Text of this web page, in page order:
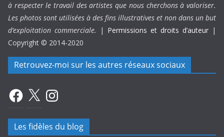
à respecter le travail des artistes que nous cherchons à valoriser.
Les photos sont utilisées à des fins illustratives et non dans un but
d’exploitation commerciale.
| Permissions et droits d’auteur |
Copyright © 2014-2020
Retrouvez-moi sur les autres réseaux sociaux
Facebook
X Instagram
Les fidèles du blog